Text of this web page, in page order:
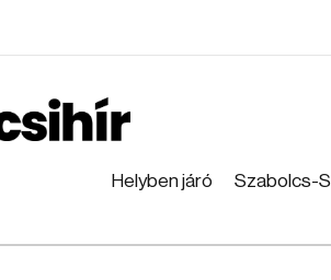
Helyben járó Szabolcs-